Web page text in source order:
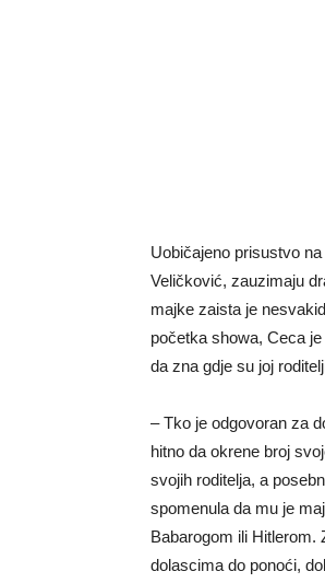
Uobičajeno prisustvo
Veličković, zauzimaju
majke zaista je
početka showa, Ceca
da zna gdje su joj
– Tko je odgovoran za
hitno da okrene broj
svojih roditelja, a
spomenula da mu je
Babarogom ili Hitlerom.
dolascima do ponoći,